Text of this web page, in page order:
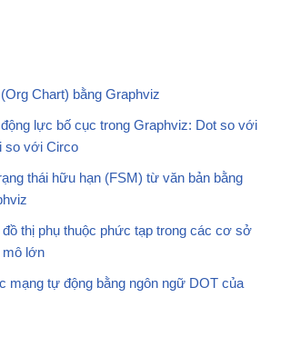
Chart) bằng Graphviz
lực bố cục trong Graphviz: Dot so với
so với Circo
thái hữu hạn (FSM) từ văn bản bằng
thị phụ thuộc phức tạp trong các cơ sở
mô lớn
mạng tự động bằng ngôn ngữ DOT của